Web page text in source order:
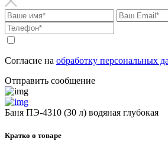
Согласие на обработку персональных
Отправить сообщение
Баня ПЭ-4310 (30 л) водяная глубокая
Кратко о товаре